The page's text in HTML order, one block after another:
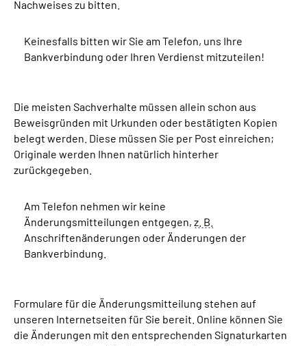
Nachweises zu bitten.
Keinesfalls bitten wir Sie am Telefon, uns Ihre
Bankverbindung oder Ihren Verdienst mitzuteilen!
Die meisten Sachverhalte müssen allein schon aus
Beweisgründen mit Urkunden oder bestätigten Kopien
belegt werden. Diese müssen Sie per Post einreichen;
Originale werden Ihnen natürlich hinterher
zurückgegeben.
Am Telefon nehmen wir keine
Änderungsmitteilungen entgegen, z. B.
Anschriftenänderungen oder Änderungen der
Bankverbindung.
Formulare für die Änderungsmitteilung stehen auf
unseren Internetseiten für Sie bereit. Online können Sie
die Änderungen mit den entsprechenden Signaturkarten